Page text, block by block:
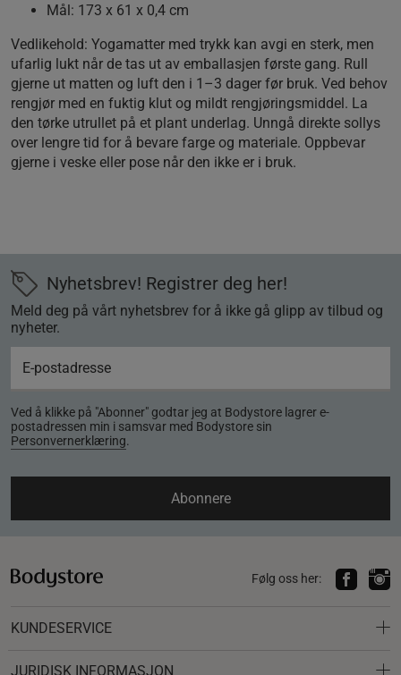
Mål: 173 x 61 x 0,4 cm
Vedlikehold: Yogamatter med trykk kan avgi en sterk, men
ufarlig lukt når de tas ut av emballasjen første gang. Rull
gjerne ut matten og luft den i 1–3 dager før bruk. Ved behov
rengjør med en fuktig klut og mildt rengjøringsmiddel. La
den tørke utrullet på et plant underlag. Unngå direkte sollys
over lengre tid for å bevare farge og materiale. Oppbevar
gjerne i veske eller pose når den ikke er i bruk.
Nyhetsbrev! Registrer deg her!
Meld deg på vårt nyhetsbrev for å ikke gå glipp av tilbud og
nyheter.
Ved å klikke på "Abonner" godtar jeg at Bodystore lagrer e-
postadressen min i samsvar med Bodystore sin
Personvernerklæring.
Abonnere
Følg oss her:
KUNDESERVICE
JURIDISK INFORMASJON